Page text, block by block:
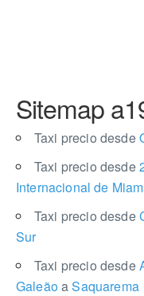
Sitemap
Taxi precio desde
Taxi precio desde
Internacional de
Taxi precio desde
Sur
Taxi precio desde
GaleãoaSaquarema